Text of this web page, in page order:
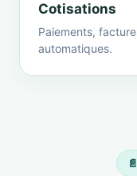
Cotisations
Paiements,
automatiques.